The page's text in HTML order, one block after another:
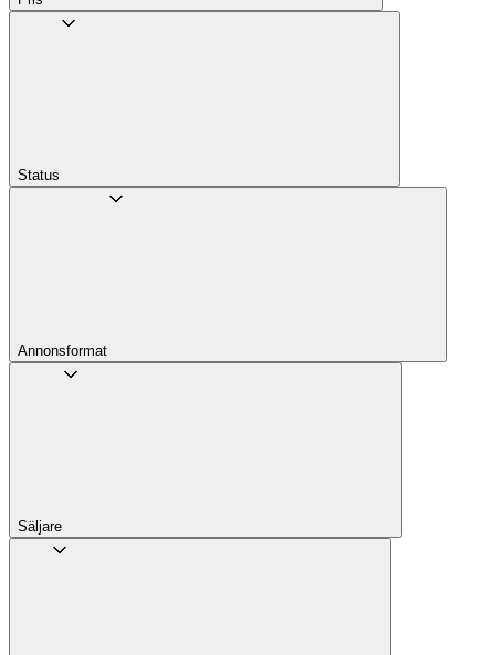
Status
Annons­format
Säljare